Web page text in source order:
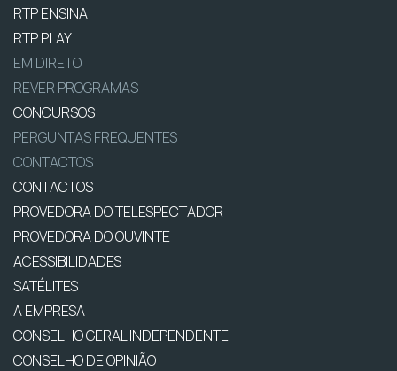
RTP ENSINA
RTP PLAY
EM DIRETO
REVER PROGRAMAS
CONCURSOS
PERGUNTAS FREQUENTES
CONTACTOS
CONTACTOS
PROVEDORA DO TELESPECTADOR
PROVEDORA DO OUVINTE
ACESSIBILIDADES
SATÉLITES
A EMPRESA
CONSELHO GERAL INDEPENDENTE
CONSELHO DE OPINIÃO